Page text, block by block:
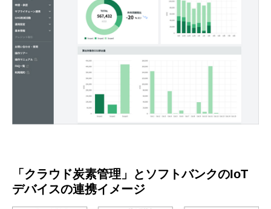
「クラウド炭素管理」とソフトバンクのIoT
デバイスの連携イメージ